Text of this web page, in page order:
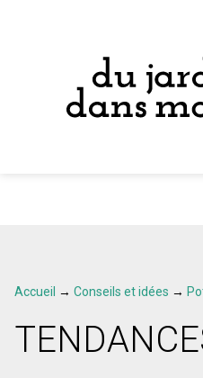
Accueil → Conseils et idées →